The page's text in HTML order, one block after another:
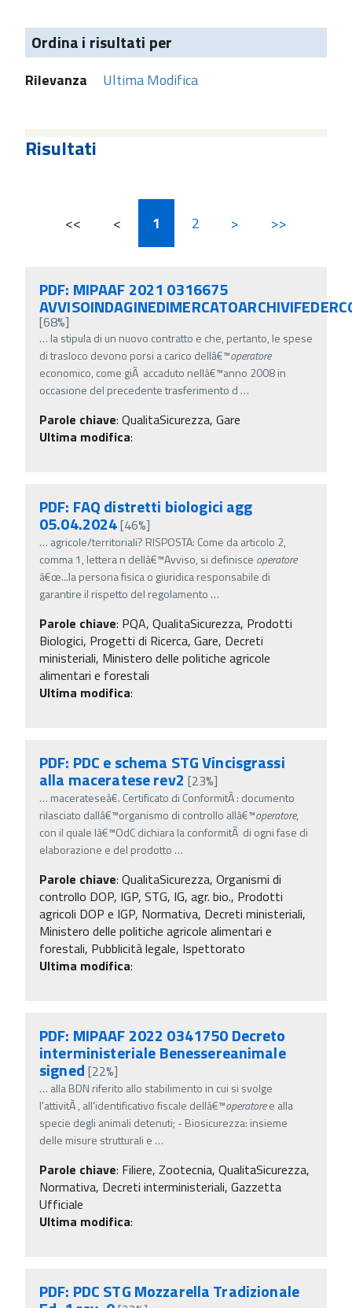
Ordina i risultati per
Rilevanza Ultima Modifica
Risultati
<< < 1 2 > >>
PDF: MIPAAF 2021 0316675
[68%]
… la stipula di un nuovo contratto e che, pertanto, le spese
di trasloco devono porsi a carico dellâ€™operatore
economico, come giÃ accaduto nellâ€™anno 2008 in
occasione del precedente trasferimento d …
Parole chiave: QualitaSicurezza, Gare
Ultima modifica:
PDF: FAQ distretti biologici agg
05.04.2024[46%]
… agricole/territoriali? RISPOSTA: Come da articolo 2,
comma 1, lettera n dellâ€™Avviso, si definisce operatore
â€œ...la persona fisica o giuridica responsabile di
garantire il rispetto del regolamento …
Parole chiave: PQA, QualitaSicurezza, Prodotti
Biologici, Progetti di Ricerca, Gare, Decreti
ministeriali, Ministero delle politiche agricole
alimentari e forestali
Ultima modifica:
PDF: PDC e schema STG Vincisgrassi
alla maceratese rev2 [23%]
… macerateseâ€. Certificato di ConformitÃ : documento
rilasciato dallâ€™organismo di controllo allâ€™operatore,
con il quale lâ€™OdC dichiara la conformitÃ di ogni fase di
elaborazione e del prodotto …
Parole chiave: QualitaSicurezza, Organismi di
controllo DOP, IGP, STG, IG, agr. bio., Prodotti
agricoli DOP e IGP, Normativa, Decreti ministeriali,
Ministero delle politiche agricole alimentari e
forestali, Pubblicità legale, Ispettorato
Ultima modifica:
PDF: MIPAAF 2022 0341750 Decreto
interministeriale Benessereanimale
signed [22%]
… alla BDN riferito allo stabilimento in cui si svolge
l'attivitÃ , all'identificativo fiscale dellâ€™operatoree alla
specie degli animali detenuti; - Biosicurezza: insieme
delle misure strutturali e …
Parole chiave: Filiere, Zootecnia, QualitaSicurezza,
Normativa, Decreti interministeriali, Gazzetta
Ufficiale
Ultima modifica:
PDF: PDC STG Mozzarella Tradizionale